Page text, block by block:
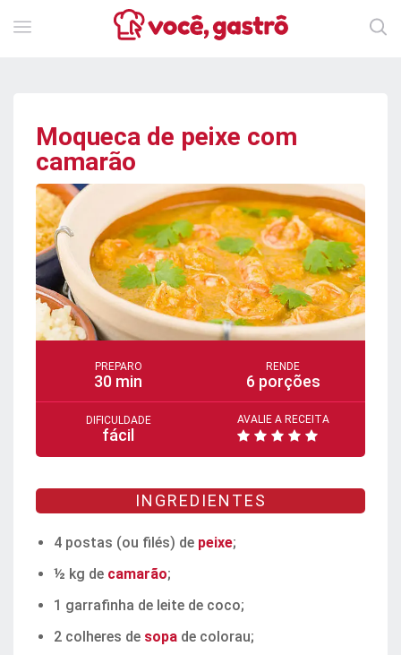
Moqueca de peixe com
camarão
PREPARO
30 min
RENDE
6 porções
DIFICULDADE
fácil
AVALIE A RECEITA
INGREDIENTES
4 postas (ou filés) de peixe;
½ kg de camarão;
1 garrafinha de leite de coco;
2 colheres de sopa de colorau;